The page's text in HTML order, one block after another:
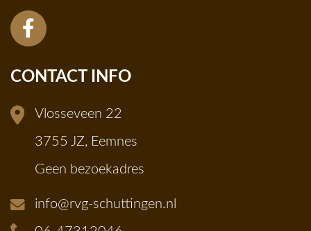
CONTACT INFO
Vlosseveen 22
3755 JZ, Eemnes
Geen bezoekadres
info@rvg-schuttingen.nl